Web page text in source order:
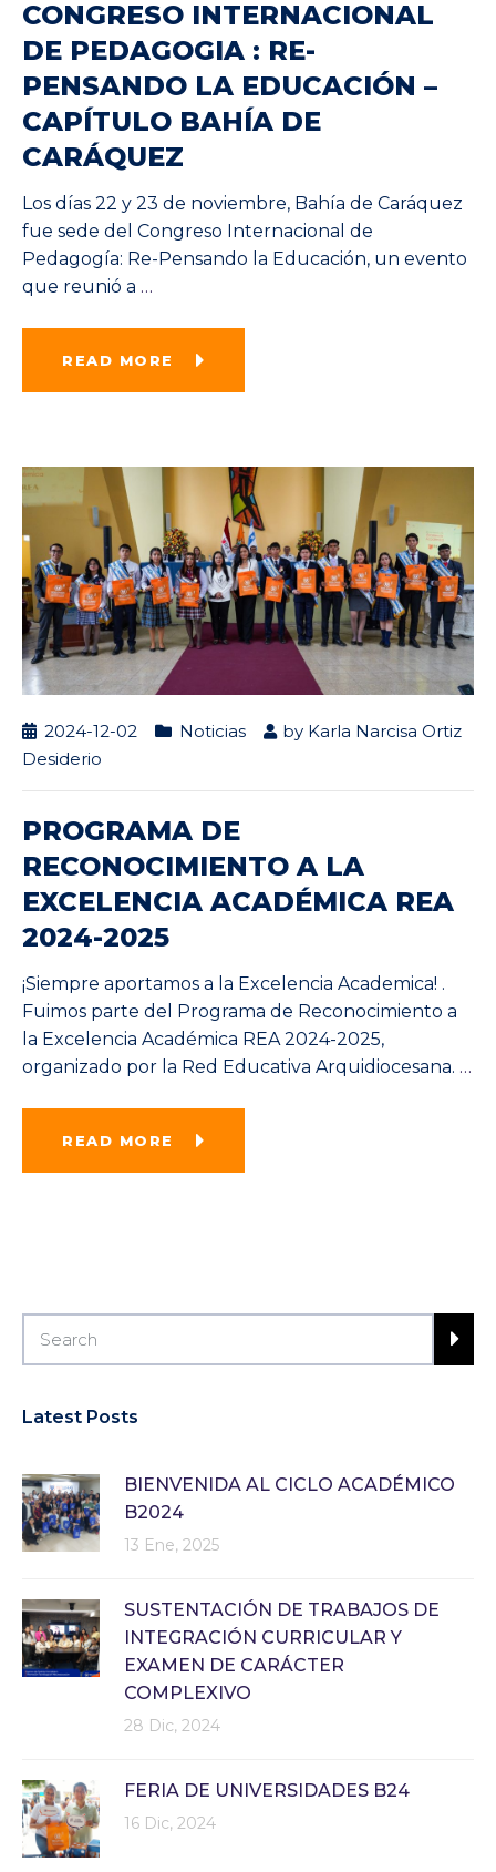
CONGRESO INTERNACIONAL
DE PEDAGOGIA : RE-
PENSANDO LA EDUCACIÓN –
CAPÍTULO BAHÍA DE
CARÁQUEZ
Los días 22 y 23 de noviembre, Bahía de Caráquez
fue sede del Congreso Internacional de
Pedagogía: Re-Pensando la Educación, un evento
que reunió a …
READ MORE
2024-12-02 Noticias by Karla Narcisa Ortiz
Desiderio
PROGRAMA DE
RECONOCIMIENTO A LA
EXCELENCIA ACADÉMICA REA
2024-2025
¡Siempre aportamos a la Excelencia Academica! .
Fuimos parte del Programa de Reconocimiento a
la Excelencia Académica REA 2024-2025,
organizado por la Red Educativa Arquidiocesana. …
READ MORE
Latest Posts
BIENVENIDA AL CICLO ACADÉMICO
B2024
13 Ene, 2025
SUSTENTACIÓN DE TRABAJOS DE
INTEGRACIÓN CURRICULAR Y
EXAMEN DE CARÁCTER
COMPLEXIVO
28 Dic, 2024
FERIA DE UNIVERSIDADES B24
16 Dic, 2024